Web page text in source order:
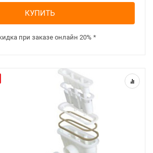
КУПИТЬ
при заказе онлайн 20% *